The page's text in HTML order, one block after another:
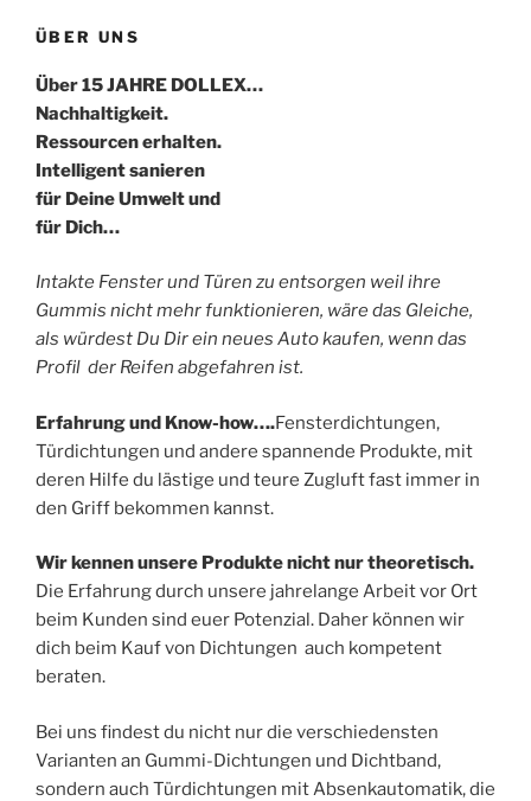
ÜBER UNS
Über 15 JAHRE DOLLEX…
Nachhaltigkeit.
Ressourcen erhalten.
Intelligent sanieren
für Deine Umwelt und
für Dich…
Intakte Fenster und Türen zu entsorgen weil ihre
Gummis nicht mehr funktionieren, wäre das Gleiche,
als würdest Du Dir ein neues Auto kaufen, wenn das
Profil der Reifen abgefahren ist.
Erfahrung und Know-how….Fensterdichtungen,
Türdichtungen und andere spannende Produkte, mit
deren Hilfe du lästige und teure Zugluft fast immer in
den Griff bekommen kannst.
Wir kennen unsere Produkte nicht nur theoretisch.
Die Erfahrung durch unsere jahrelange Arbeit vor Ort
beim Kunden sind euer Potenzial. Daher können wir
dich beim Kauf von Dichtungen auch kompetent
beraten.
Bei uns findest du nicht nur die verschiedensten
Varianten an Gummi-Dichtungen und Dichtband,
sondern auch Türdichtungen mit Absenkautomatik, die